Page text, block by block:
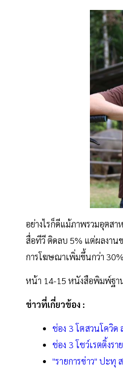
อย่างไรก็ดีแม้ภาพรวมอุตส
สื่อทีวี ติดลบ 5% แต่ผลงาน
การโฆษณาเพิ่มขึ้นกว่า
หน้า 14-15 หนังสือพิมพ์ฐา
ข่าวที่เกี่ยวข้อง :
ช่อง 3 โตสวนโควิด
ช่อง 3 โชว์เรตติ้งรา
"รายการข่าว" ปะทุ